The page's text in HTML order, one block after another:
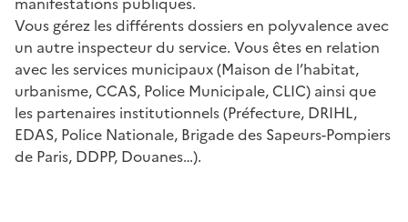
Vous gérez les différents dossiers en polyvalence avec
un autre inspecteur du service. Vous êtes en relation
avec les services municipaux (Maison de l’habitat,
urbanisme, CCAS, Police Municipale, CLIC) ainsi que
les partenaires institutionnels (Préfecture, DRIHL,
EDAS, Police Nationale, Brigade des Sapeurs-Pompiers
de Paris, DDPP, Douanes…).